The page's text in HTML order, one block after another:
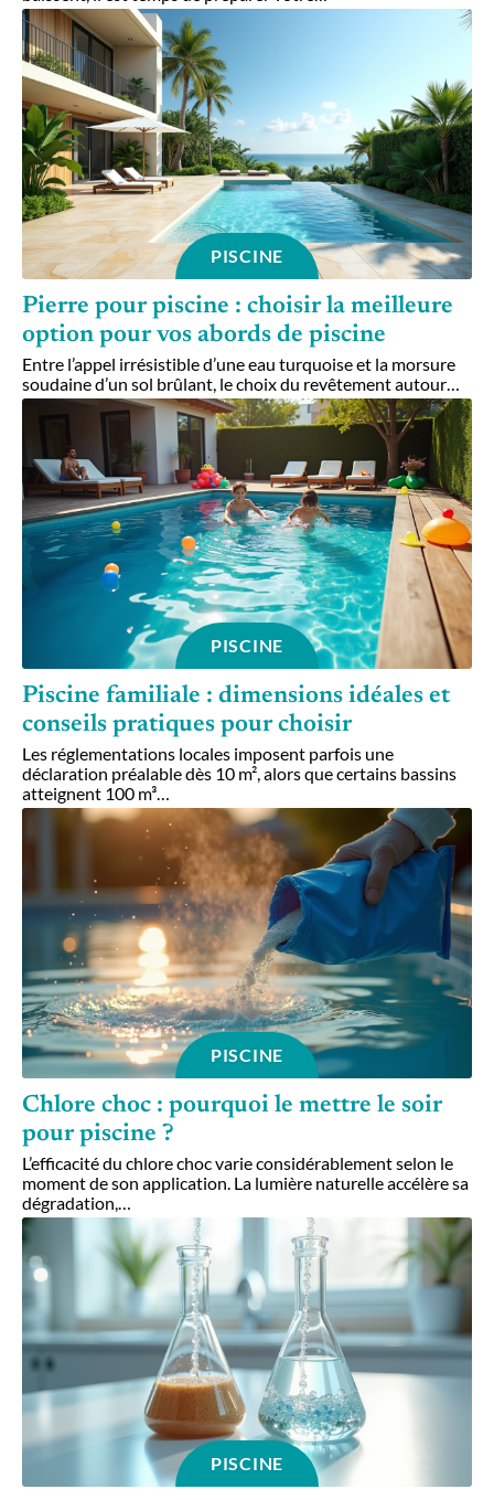
PISCINE
Pierre pour piscine : choisir la meilleure
option pour vos abords de piscine
Entre l’appel irrésistible d’une eau turquoise et la morsure
soudaine d’un sol brûlant, le choix du revêtement autour…
PISCINE
Piscine familiale : dimensions idéales et
conseils pratiques pour choisir
Les réglementations locales imposent parfois une
déclaration préalable dès 10 m², alors que certains bassins
atteignent 100 m³
PISCINE
Chlore choc : pourquoi le mettre le soir
pour piscine ?
L’efficacité du chlore choc varie considérablement selon le
moment de son application. La lumière naturelle accélère sa
dégradation,
PISCINE